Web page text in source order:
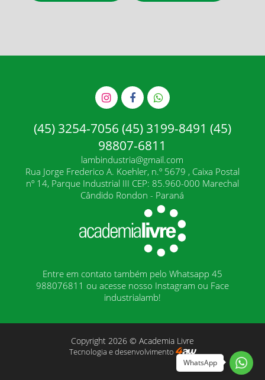
(45) 3254-7056 (45) 3199-8491 (45)
98807-6811
lambindustria@gmail.com
Rua Jorge Frederico A. Koehler, n.º 5679 , Caixa Postal
nº 14, Parque Industrial III CEP: 85.960-000 Marechal
Cândido Rondon - Paraná
Entre em contato também pelo Whatsapp 45
988076811 ou acesse nosso Instagram ou Face
industrialamb!
Copyright 2026 © Academia Livre
Tecnologia e desenvolvimento
WhatsApp